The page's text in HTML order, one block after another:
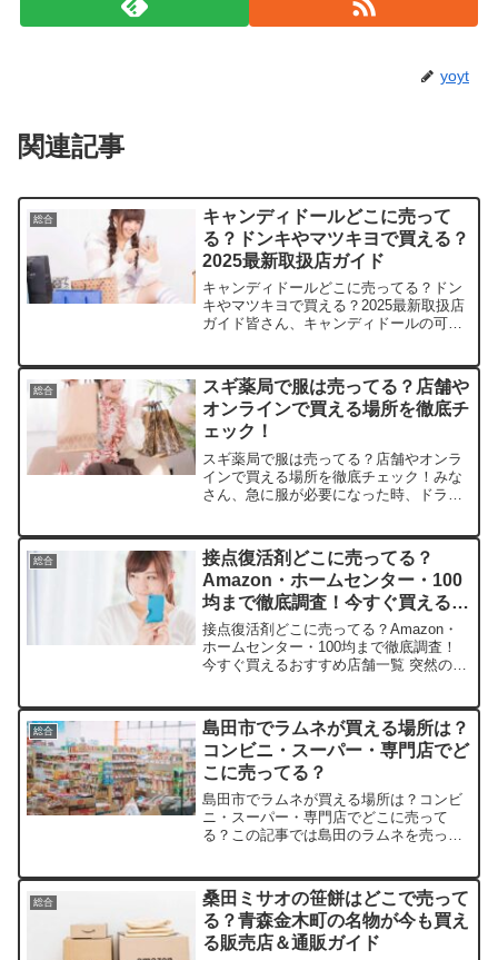
yoyt
関連記事
総合
キャンディドールどこに売って
る？ドンキやマツキヨで買える？
2025最新取扱店ガイド
キャンディドールどこに売ってる？ドン
キやマツキヨで買える？2025最新取扱店
ガイド皆さん、キャンディドールの可愛
売っている取扱店や平均的な値段、安く
買える場所などを手短に...
総合
スギ薬局で服は売ってる？店舗や
オンラインで買える場所を徹底チ
ェック！
スギ薬局で服は売ってる？店舗やオンラ
インで買える場所を徹底チェック！みな
さん、急に服が必要になった時、ドラッ
扱店や平均価格、安く買えるスポットを
サクッと紹介します。意外...
総合
接点復活剤どこに売ってる？
Amazon・ホームセンター・100
均まで徹底調査！今すぐ買えるお
すすめ店舗一覧
接点復活剤どこに売ってる？Amazon・
ホームセンター・100均まで徹底調査！
今すぐ買えるおすすめ店舗一覧 突然のス
販売店や平均価格、安く買える場所をサ
クッと紹介します...
総合
島田市でラムネが買える場所は？
コンビニ・スーパー・専門店でど
こに売ってる？
島田市でラムネが買える場所は？コンビ
ニ・スーパー・専門店でどこに売って
る？この記事では島田のラムネを売って
い日にシュワッと喉越しがいいんですよ
ね、懐かしい味に癒されます...
総合
桑田ミサオの笹餅はどこで売って
る？青森金木町の名物が今も買え
る販売店＆通販ガイド